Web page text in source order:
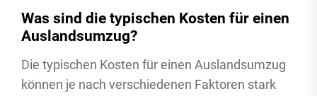
Was sind die typischen Kosten für einen
Auslandsumzug?
Die typischen Kosten für einen Auslandsumzug
können je nach verschiedenen Faktoren stark